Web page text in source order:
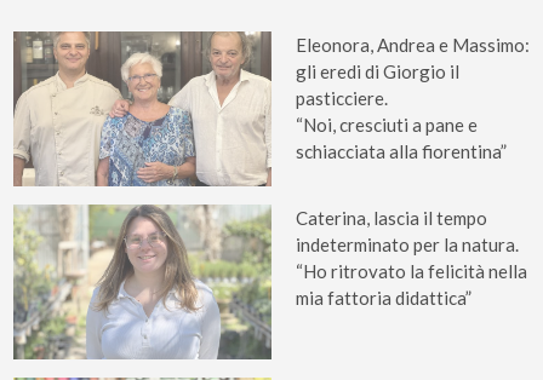
Eleonora, Andrea e Massimo:
gli eredi di Giorgio il
pasticciere.
“Noi, cresciuti a pane e
schiacciata alla fiorentina”
Caterina, lascia il tempo
indeterminato per la natura.
“Ho ritrovato la felicità nella
mia fattoria didattica”